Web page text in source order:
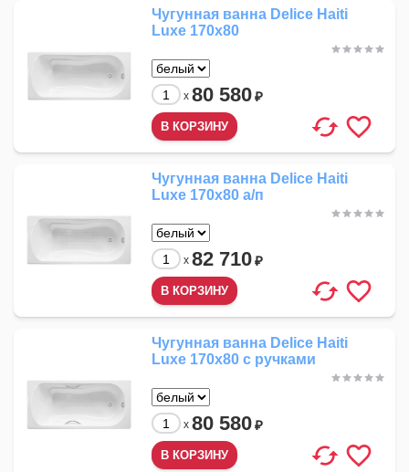
Чугунная ванна Delice Haiti
Luxe 170x80
x 80 580₽
Чугунная ванна Delice Haiti
Luxe 170x80 а/п
x 82 710₽
Чугунная ванна Delice Haiti
Luxe 170x80 с ручками
x 80 580₽